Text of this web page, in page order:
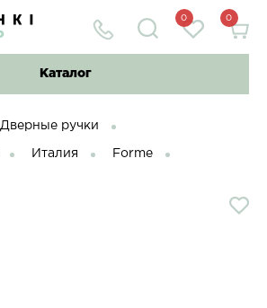
0 0
Каталог
Дверные ручки
Италия Forme